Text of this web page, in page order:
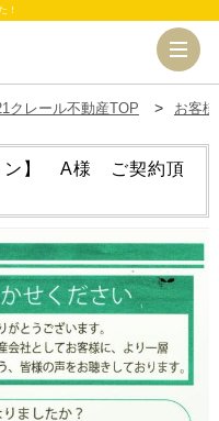
！
クレール不動産TOP お客
ン】 A様 ご契約頂